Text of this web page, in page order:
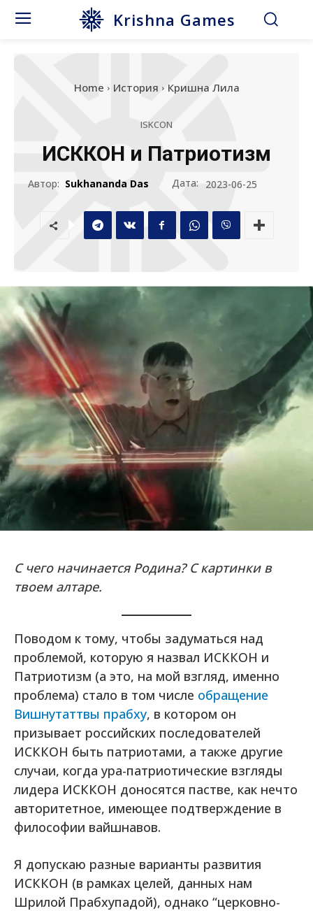
Krishna Games
Home История Кришна Лила
ISKCON
ИСККОН и Патриотизм
Автор: Sukhananda Das Дата: 2023-06-25
С чего начинается Родина? С картинки в
твоем алтаре.
Поводом к тому, чтобы задуматься над
проблемой, которую я назвал ИСККОН и
Патриотизм (а это, на мой взгляд, именно
проблема) стало в том числе обращение
Вишнутаттвы прабху, в котором он
призывает российских последователей
ИСККОН быть патриотами, а также другие
случаи, когда ура-патриотические взгляды
лидера ИСККОН доносятся пастве, как нечто
авторитетное, имеющее подтверждение в
философии вайшнавов.
Я допускаю разные варианты развития
ИСККОН (в рамках целей, данных нам
Шрилой Прабхупадой), однако “церковно-